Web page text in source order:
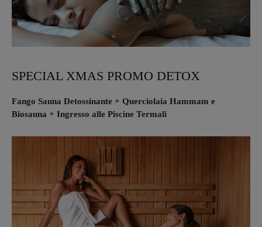
SPECIAL XMAS PROMO DETOX
Fango Sauna Detossinante + Querciolaia Hammam e
Biosauna + Ingresso alle Piscine Termali